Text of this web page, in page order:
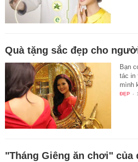
Quà tặng sắc đẹp cho
Bạn
tác in
mình
ĐẸP -
"Tháng Giêng ăn chơi" của